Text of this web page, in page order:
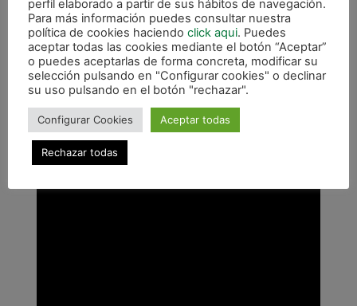
perfil elaborado a partir de sus hábitos de navegación.
Para más información puedes consultar nuestra
política de cookies haciendo click aqui. Puedes
aceptar todas las cookies mediante el botón “Aceptar”
o puedes aceptarlas de forma concreta, modificar su
selección pulsando en "Configurar cookies" o declinar
su uso pulsando en el botón "rechazar".
Configurar Cookies Aceptar todas
Rechazar todas